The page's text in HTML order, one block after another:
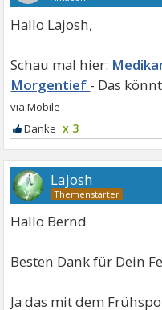
Hallo Lajosh,
Morgentief
x 3
Lajosh
Hallo Bernd
Besten Dank für Dein
Ja das mit dem